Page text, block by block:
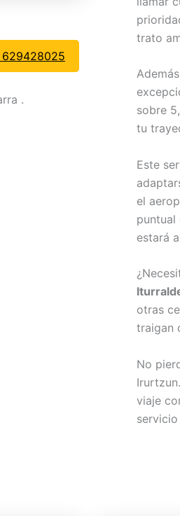
629428025
.
trato
sobre
tu
Este
el
puntual
estará
otras
traigan
No
viaje